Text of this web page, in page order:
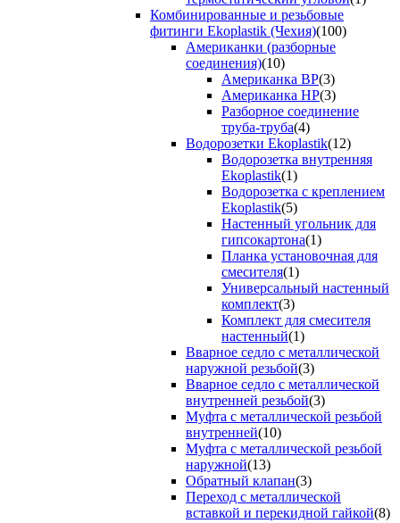
Комбинированные и резьбовые
фитинги Ekoplastik (Чехия)(100)
Американки (разборные
соединения)(10)
Американка ВР(3)
Американка НР(3)
Разборное соединение
труба-труба(4)
Водорозетки Ekoplastik(12)
Водорозетка внутренняя
Ekoplastik(1)
Водорозетка с креплением
Ekoplastik(5)
Настенный угольник для
гипсокартона(1)
Планка установочная для
смесителя(1)
Универсальный настенный
комплект(3)
Комплект для смесителя
настенный(1)
Вварное седло с металлической
наружной резьбой(3)
Вварное седло с металлической
внутренней резьбой(3)
Муфта с металлической резьбой
внутренней(10)
Муфта с металлической резьбой
наружной(13)
Обратный клапан(3)
Переход с металлической
вставкой и перекидной гайкой(8)